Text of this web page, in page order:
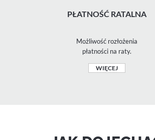
PŁATNOŚĆ RATALNA
Możliwość rozłożenia
płatności na raty.
WIĘCEJ